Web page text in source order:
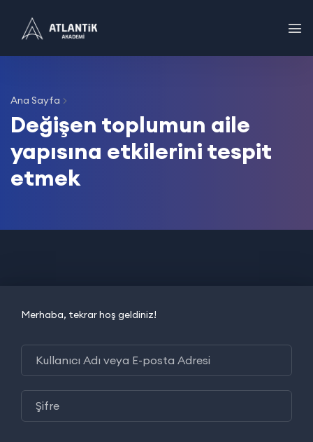
Ana Sayfa
Değişen toplumun aile
yapısına etkilerini tespit
etmek
Merhaba, tekrar hoş geldiniz!